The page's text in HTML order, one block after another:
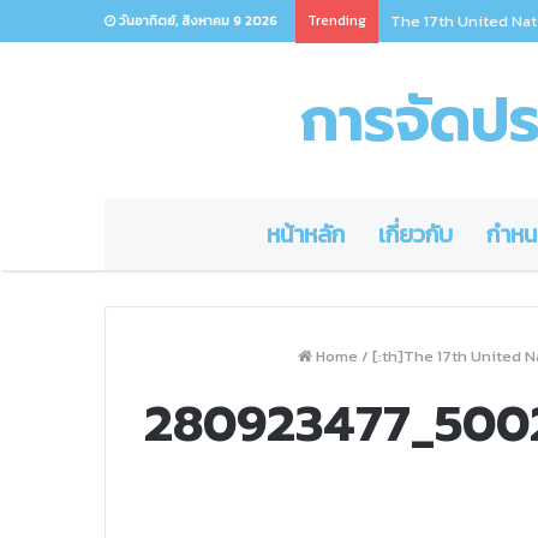
วันอาทิตย์, สิงหาคม 9 2026 Trending The 17th United
การจัดป
หน้าหลัก เกี่ยวกับ กำห
Home / [:th]The 17th United